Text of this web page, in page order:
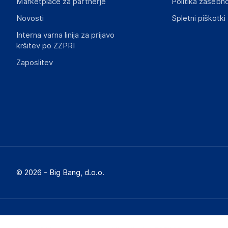
Novosti
Interna varna linija za prijavo
kršitev po ZZPRI
Zaposlitev
Spletni piškotki
© 2026 - Big Bang, d.o.o.